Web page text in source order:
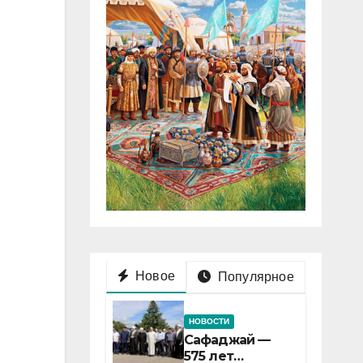
Новое Популярное
НОВОСТИ
Сафаджай —
575 лет